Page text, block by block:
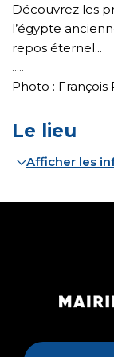
Découvrez les
l’égypte
repos éternel...
.....
Photo : François
Le lieu
Afficher les